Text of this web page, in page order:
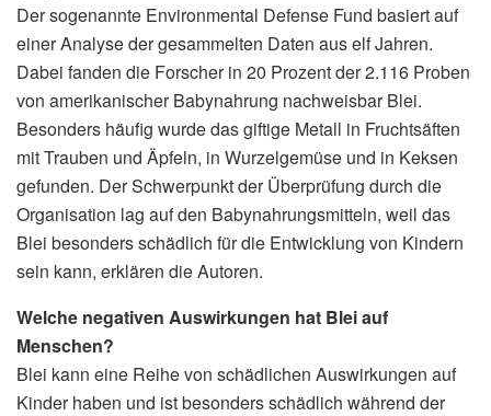
Der sogenannte Environmental Defense Fund basiert auf
einer Analyse der gesammelten Daten aus elf Jahren.
Dabei fanden die Forscher in 20 Prozent der 2.116 Proben
von amerikanischer Babynahrung nachweisbar Blei.
Besonders häufig wurde das giftige Metall in Fruchtsäften
mit Trauben und Äpfeln, in Wurzelgemüse und in Keksen
gefunden. Der Schwerpunkt der Überprüfung durch die
Organisation lag auf den Babynahrungsmitteln, weil das
Blei besonders schädlich für die Entwicklung von Kindern
sein kann, erklären die Autoren.
Welche negativen Auswirkungen hat Blei auf
Menschen?
Blei kann eine Reihe von schädlichen Auswirkungen auf
Kinder haben und ist besonders schädlich während der